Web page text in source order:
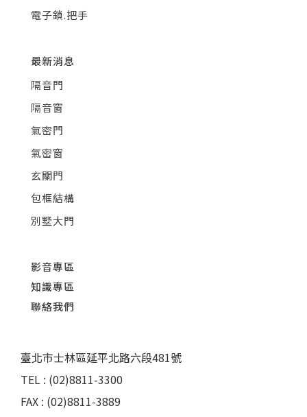
電子鎖.把手
最新消息
隔音門
隔音窗
氣密門
氣密窗
玄關門
包框結構
別墅大門
影音專區
知識專區
聯絡我們
臺北市士林區延平北路六段481號
TEL : (02)8811-3300
FAX : (02)8811-3889